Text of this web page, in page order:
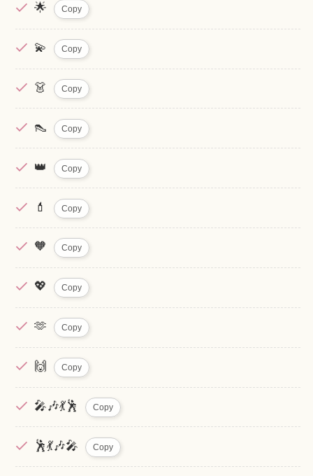
🌟 Copy
💫 Copy
👗 Copy
👠 Copy
👑 Copy
💄 Copy
🧡 Copy
💖 Copy
🫶 Copy
🙌 Copy
🎤🎶💃🕺 Copy
🕺💃🎶🎤 Copy